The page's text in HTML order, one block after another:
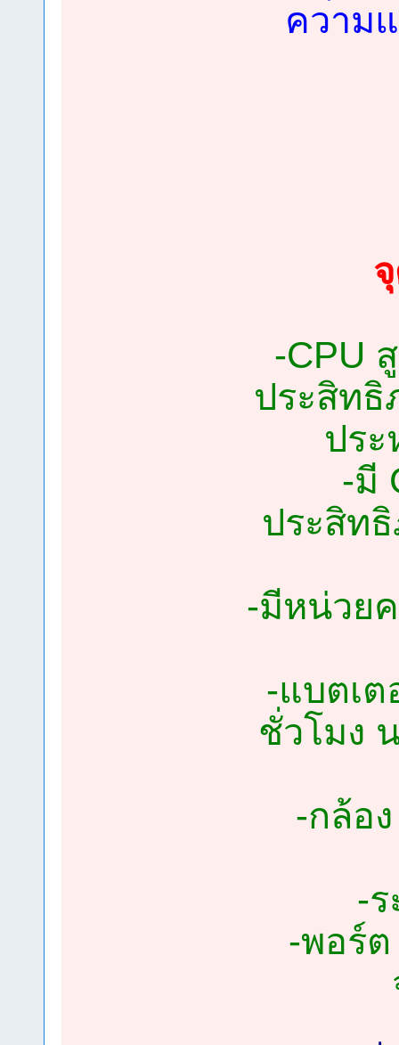
ความ
-CPU
ประสิทธิ
ปร
-มี
ประสิท
-มีหน่วย
-แบตเต
ชั่วโมง
-กล้อ
-ร
-พอร์ต